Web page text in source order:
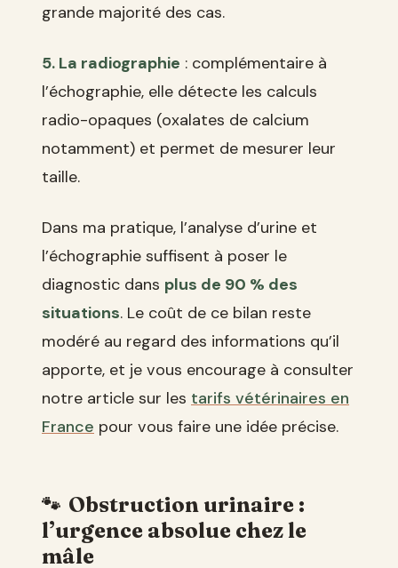
grande majorité des cas.
5. La radiographie : complémentaire à
l’échographie, elle détecte les calculs
radio-opaques (oxalates de calcium
notamment) et permet de mesurer leur
taille.
Dans ma pratique, l’analyse d’urine et
l’échographie suffisent à poser le
diagnostic dans plus de 90 % des
situations. Le coût de ce bilan reste
modéré au regard des informations qu’il
apporte, et je vous encourage à consulter
notre article sur les tarifs vétérinaires en
France pour vous faire une idée précise.
Obstruction urinaire :
l’urgence absolue chez le
mâle